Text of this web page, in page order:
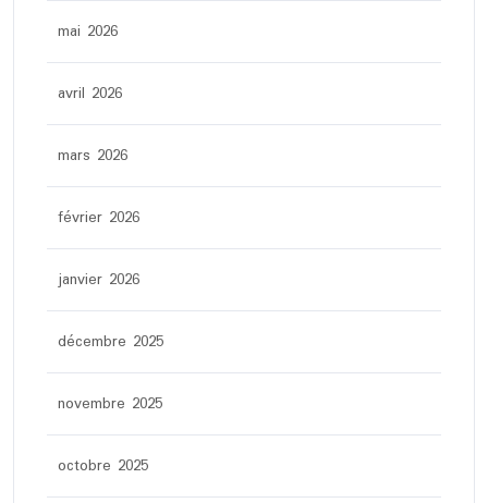
mai 2026
avril 2026
mars 2026
février 2026
janvier 2026
décembre 2025
novembre 2025
octobre 2025